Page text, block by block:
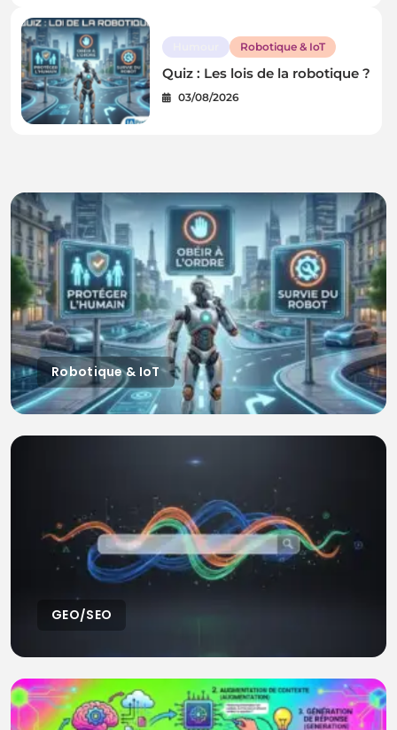
Robotique & IoT
Quiz : Les lois de la robotique ?
03/08/2026
Robotique & IoT
GEO/SEO